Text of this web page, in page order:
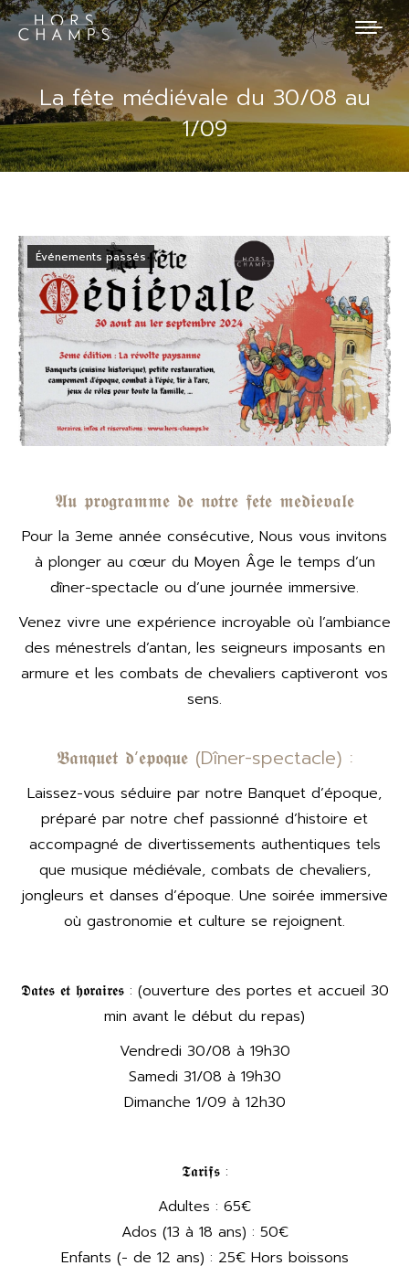
La fête médiévale du 30/08 au
1/09
Événements passés
𝕬𝖚 𝖕𝖗𝖔𝖌𝖗𝖆𝖒𝖒𝖊 𝖉𝖊 𝖓𝖔𝖙𝖗𝖊 𝖋𝖊𝖙𝖊 𝖒𝖊𝖉𝖎𝖊𝖛𝖆𝖑𝖊
Pour la 3eme année consécutive, Nous vous invitons
à plonger au cœur du Moyen Âge le temps d’un
dîner-spectacle ou d’une journée immersive.
Venez vivre une expérience incroyable où l’ambiance
des ménestrels d’antan, les seigneurs imposants en
armure et les combats de chevaliers captiveront vos
sens.
𝕭𝖆𝖓𝖖𝖚𝖊𝖙 𝖉’𝖊𝖕𝖔𝖖𝖚𝖊 (Dîner-spectacle) :
Laissez-vous séduire par notre Banquet d’époque,
préparé par notre chef passionné d’histoire et
accompagné de divertissements authentiques tels
que musique médiévale, combats de chevaliers,
jongleurs et danses d’époque. Une soirée immersive
où gastronomie et culture se rejoignent.
𝕯𝖆𝖙𝖊𝖘 𝖊𝖙 𝖍𝖔𝖗𝖆𝖎𝖗𝖊𝖘 : (ouverture des portes et accueil 30
min avant le début du repas)
Vendredi 30/08 à 19h30
Samedi 31/08 à 19h30
Dimanche 1/09 à 12h30
𝕿𝖆𝖗𝖎𝖋𝖘 :
Adultes : 65€
Ados (13 à 18 ans) : 50€
Enfants (- de 12 ans) : 25€ Hors boissons